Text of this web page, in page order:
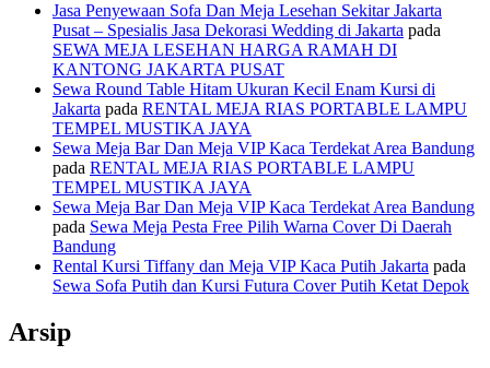
Jasa Penyewaan Sofa Dan Meja Lesehan Sekitar Jakarta
Pusat – Spesialis Jasa Dekorasi Wedding di Jakarta pada
SEWA MEJA LESEHAN HARGA RAMAH DI
KANTONG JAKARTA PUSAT
Sewa Round Table Hitam Ukuran Kecil Enam Kursi di
Jakarta pada RENTAL MEJA RIAS PORTABLE LAMPU
TEMPEL MUSTIKA JAYA
Sewa Meja Bar Dan Meja VIP Kaca Terdekat Area Bandung
pada RENTAL MEJA RIAS PORTABLE LAMPU
TEMPEL MUSTIKA JAYA
Sewa Meja Bar Dan Meja VIP Kaca Terdekat Area Bandung
pada Sewa Meja Pesta Free Pilih Warna Cover Di Daerah
Bandung
Rental Kursi Tiffany dan Meja VIP Kaca Putih Jakarta pada
Sewa Sofa Putih dan Kursi Futura Cover Putih Ketat Depok
Arsip